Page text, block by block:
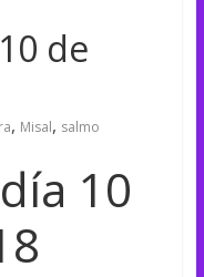
de
, Misal, salmo
10